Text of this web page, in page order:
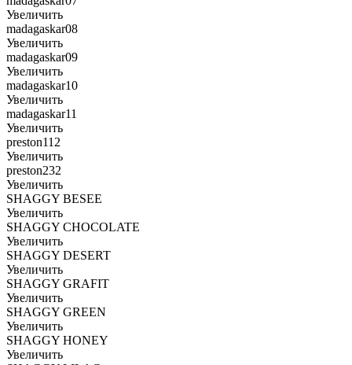
Увеличить
madagaskar08
Увеличить
madagaskar09
Увеличить
madagaskar10
Увеличить
madagaskar11
Увеличить
preston112
Увеличить
preston232
Увеличить
SHAGGY BESEE
Увеличить
SHAGGY CHOCOLATE
Увеличить
SHAGGY DESERT
Увеличить
SHAGGY GRAFIT
Увеличить
SHAGGY GREEN
Увеличить
SHAGGY HONEY
Увеличить